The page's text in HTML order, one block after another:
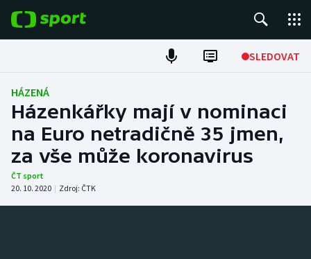
SLEDOVAT
Fotbal
Hokej
Tenis
Atletika
HÁZENÁ
Házenkářky mají v nominaci
na Euro netradičně 35 jmen,
za vše může koronavirus
ČT sport
20. 10. 2020 | Zdroj: ČTK